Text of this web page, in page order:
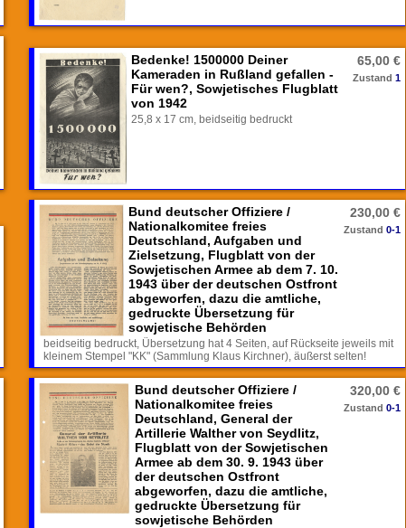
65,00 €
Zustand1
Bedenke! 1500000 Deiner
Kameraden in Rußland gefallen -
Für wen?, Sowjetisches Flugblatt
von 1942
25,8 x 17 cm, beidseitig bedruckt
230,00 €
Zustand0-1
Bund deutscher Offiziere /
Nationalkomitee freies
Deutschland, Aufgaben und
Zielsetzung, Flugblatt von der
Sowjetischen Armee ab dem 7. 10.
1943 über der deutschen Ostfront
abgeworfen, dazu die amtliche,
gedruckte Übersetzung für
sowjetische Behörden
beidseitig bedruckt, Übersetzung hat 4 Seiten, auf Rückseite jeweils mit
kleinem Stempel "KK" (Sammlung Klaus Kirchner), äußerst selten!
320,00 €
Zustand0-1
Bund deutscher Offiziere /
Nationalkomitee freies
Deutschland, General der
Artillerie Walther von Seydlitz,
Flugblatt von der Sowjetischen
Armee ab dem 30. 9. 1943 über
der deutschen Ostfront
abgeworfen, dazu die amtliche,
gedruckte Übersetzung für
sowjetische Behörden